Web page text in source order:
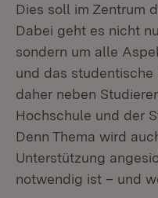
Dies soll im Zentrum
Dabei geht es nicht
sondern um alle
und das
daher neben
Hochschule und der
Denn Thema wird
Unterstützung
notwendig ist – und